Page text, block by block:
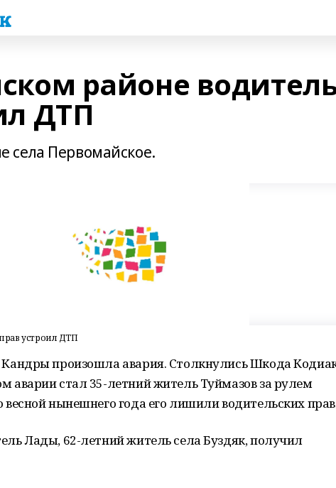
районе
ДТП
села Первомайское.
устроил ДТП
Кандры произошла авария. Столкнулись Шкода
аварии стал 35-летний житель Туймазов за рулем
весной нынешнего года его лишили водительских
Лады, 62-летний житель села Буздяк, получил